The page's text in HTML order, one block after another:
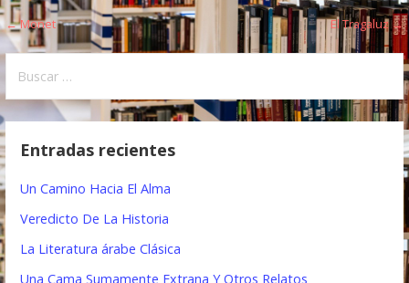
N
a
v
e
a
← Monet El Tragaluz →
s
Entradas recientes
Un Camino Hacia El Alma
Veredicto De La Historia
La Literatura árabe Clásica
Una Cama Sumamente Extrana Y Otros Relatos